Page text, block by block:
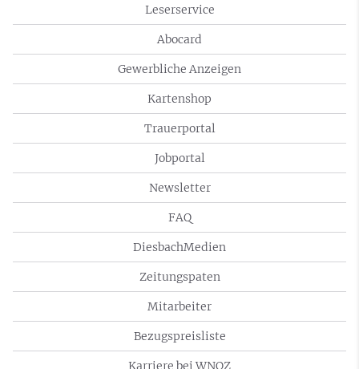
Leserservice
Abocard
Gewerbliche Anzeigen
Kartenshop
Trauerportal
Jobportal
Newsletter
FAQ
DiesbachMedien
Zeitungspaten
Mitarbeiter
Bezugspreisliste
Karriere bei WNOZ